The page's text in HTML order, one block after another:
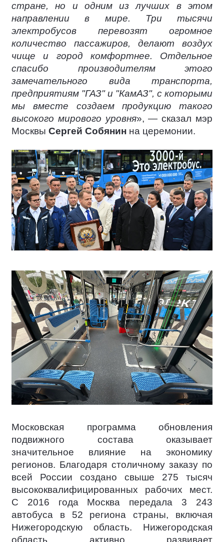
стране, но и одним из лучших в этом
направлении в мире. Три тысячи
электробусов перевозят огромное
количество пассажиров, делают воздух
чище и город комфортнее. Отдельное
спасибо производителям этого
замечательного вида транспорта,
предприятиям "ГАЗ" и "КамАЗ", с которыми
мы вместе создаем продукцию такого
высокого мирового уровня», — сказал мэр
Москвы Сергей Собянин на церемонии.
Московская программа обновления
подвижного состава оказывает
значительное влияние на экономику
регионов. Благодаря столичному заказу по
всей России создано свыше 275 тысяч
высококвалифицированных рабочих мест.
С 2016 года Москва передала 3 243
автобуса в 52 региона страны, включая
Нижегородскую область. Нижегородская
область активно развивает